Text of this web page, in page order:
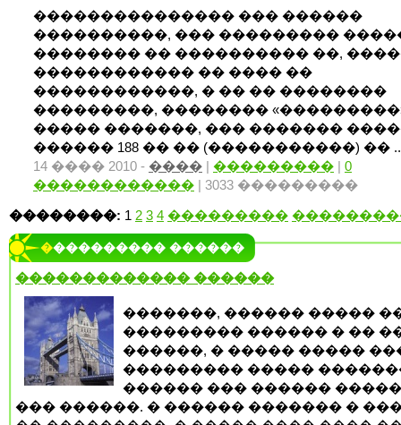
��������������� ��� ������
����������, ��� ���������
�������� �� ���������� ��,
������������ �� ���� ��
������������, � �� �� ��������
���������, ��������
����� �������, ��� �������
������ 188 �� �� (�����������) �� ..
14 ���� 2010 - ���� | ��������� | 0
������������ | 3033 ���������
��������: 1 2 3 4 ���������
���������� ������
������������� ������
�������, ������ �����
��������� ������ � ��
������, � ����� �����
��������� �����
������ ��� ������
��� ������. � ������ ������� �